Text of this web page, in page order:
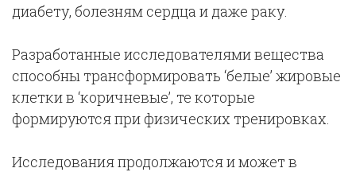
диабету, болезням сердца и даже раку.
Разработанные исследователями вещества
способны трансформировать ‘белые’ жировые
клетки в ‘коричневые’, те которые
формируются при физических тренировках.
Исследования продолжаются и может в